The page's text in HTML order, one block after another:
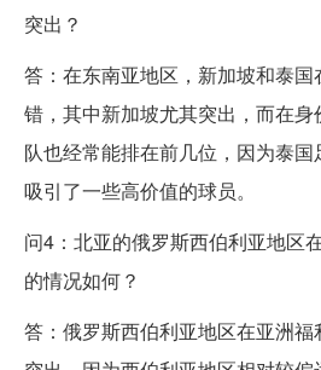
突出？
答：在东南亚地区，新加坡和泰
错，其中新加坡尤其突出，而在
队也经常能排在前几位，因为泰国
吸引了一些高价值的球员。
问4：北亚的俄罗斯西伯利亚地区
的情况如何？
答：俄罗斯西伯利亚地区在亚洲